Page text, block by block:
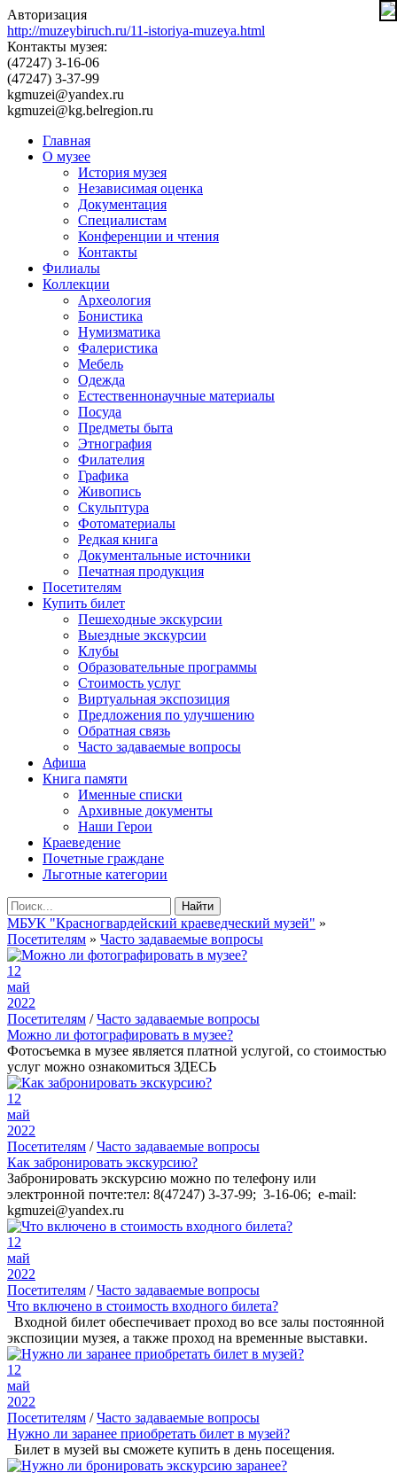
Авторизация
http://muzeybiruch.ru/11-istoriya-muzeya.html
Контакты музея:
(47247) 3-16-06
(47247) 3-37-99
kgmuzei@yandex.ru
kgmuzei@kg.belregion.ru
Главная
О музее
История музея
Независимая оценка
Документация
Специалистам
Конференции и чтения
Контакты
Филиалы
Коллекции
Археология
Бонистика
Нумизматика
Фалеристика
Мебель
Одежда
Естественнонаучные материалы
Посуда
Предметы быта
Этнография
Филателия
Графика
Живопись
Скульптура
Фотоматериалы
Редкая книга
Документальные источники
Печатная продукция
Посетителям
Купить билет
Пешеходные экскурсии
Выездные экскурсии
Клубы
Образовательные программы
Стоимость услуг
Виртуальная экспозиция
Предложения по улучшению
Обратная связь
Часто задаваемые вопросы
Афиша
Книга памяти
Именные списки
Архивные документы
Наши Герои
Краеведение
Почетные граждане
Льготные категории
Найти
МБУК "Красногвардейский краеведческий музей" »
Посетителям » Часто задаваемые вопросы
12
май
2022
Посетителям /Часто задаваемые вопросы
Можно ли фотографировать в музее?
Фотосъемка в музее является платной услугой, со стоимостью
услуг можно ознакомиться ЗДЕСЬ
12
май
2022
Посетителям /Часто задаваемые вопросы
Как забронировать экскурсию?
Забронировать экскурсию можно по телефону или
электронной почте:тел: 8(47247) 3-37-99; 3-16-06; e-mail:
kgmuzei@yandex.ru
12
май
2022
Посетителям /Часто задаваемые вопросы
Что включено в стоимость входного билета?
Входной билет обеспечивает проход во все залы постоянной
экспозиции музея, а также проход на временные выставки.
12
май
2022
Посетителям /Часто задаваемые вопросы
Нужно ли заранее приобретать билет в музей?
Билет в музей вы сможете купить в день посещения.